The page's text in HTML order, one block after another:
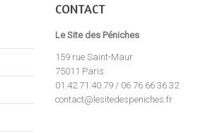
CONTACT
Le Site des Péniches
159 rue Saint-Maur
75011 Paris
01.42.71.40.79 / 06 76 66 36 32
contact@lesitedespeniches.fr